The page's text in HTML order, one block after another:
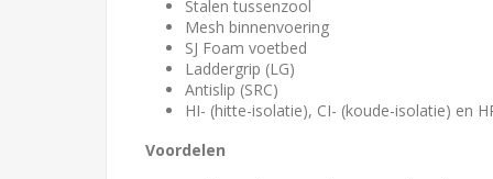
Stalen tussenzool
Mesh binnenvoering
SJ Foam voetbed
Laddergrip (LG)
Antislip (SRC)
HI- (hitte-isolatie), CI- (koude-isolatie) en
Voordelen